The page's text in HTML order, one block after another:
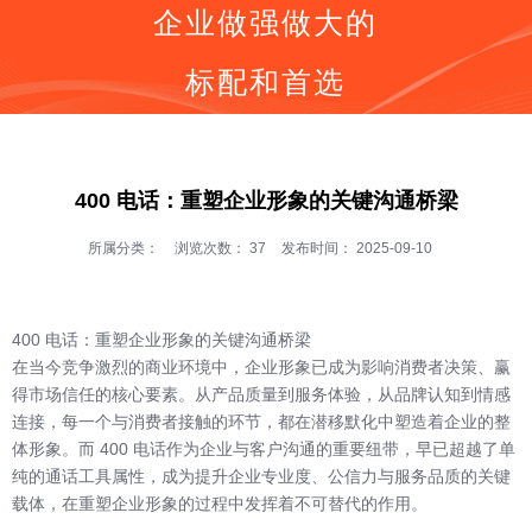
全国400电话受理中心
400号码呼叫中心平台技术服务商
同等价格，号码更好
全国400服务热线：
企业做强做大的
标配和首选
400 电话：重塑企业形象的关键沟通桥梁
所属分类： 浏览次数： 37 发布时间： 2025-09-10
400 电话：重塑企业形象的关键沟通桥梁
在当今竞争激烈的商业环境中，企业形象已成为影响消费者决策、赢
得市场信任的核心要素。从产品质量到服务体验，从品牌认知到情感
连接，每一个与消费者接触的环节，都在潜移默化中塑造着企业的整
体形象。而 400 电话作为企业与客户沟通的重要纽带，早已超越了单
纯的通话工具属性，成为提升企业专业度、公信力与服务品质的关键
载体，在重塑企业形象的过程中发挥着不可替代的作用。